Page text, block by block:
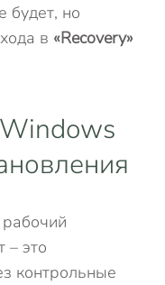
будет, но
в «Recovery»
– это
контрольные